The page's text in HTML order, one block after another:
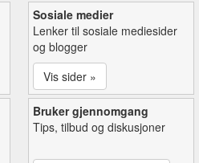
Sosiale medier
Lenker til sosiale mediesider
og blogger
Vis sider »
Bruker gjennomgang
Tips, tilbud og diskusjoner